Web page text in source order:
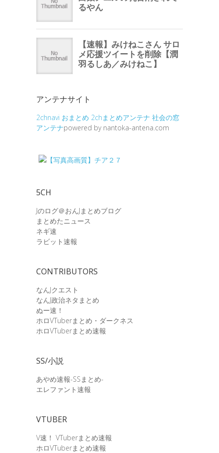
アンテナサイト
2chnavi おまとめ 2chまとめアンテナ 社会の窓
アンテナpowered by nantoka-antena.com
5CH
Jのログ＠おんJまとめブログ
まとめたニュース
ネギ速
ラビット速報
CONTRIBUTORS
なんJクエスト
なんJ政治ネタまとめ
ぬー速！
ホロVTuberまとめ・ダークネス
ホロVTuberまとめ速報
SS/小説
あやめ速報-SSまとめ-
エレファント速報
VTUBER
V速！ VTuberまとめ速報
ホロVTuberまとめ速報